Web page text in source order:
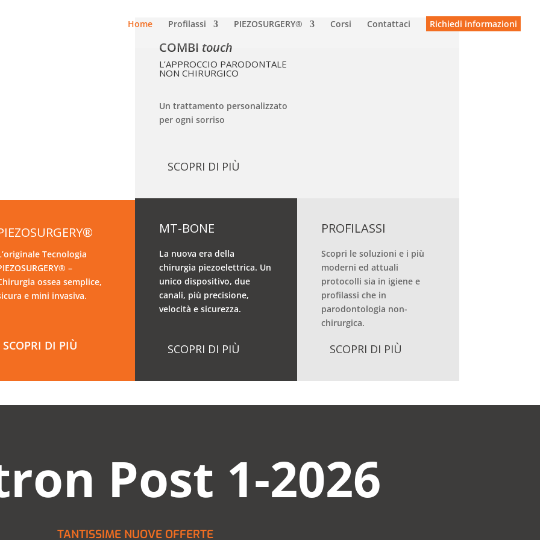
Home Profilassi PIEZOSURGERY® Corsi Contattaci Richiedi informazioni
Tecnologia
–
ossea semplice,
e mini invasiva.
SCOPRI DI PIÙ
COMBI touch
L’APPROCCIO PARODONTALE
NON CHIRURGICO
Un trattamento personalizzato
per ogni sorriso
SCOPRI DI PIÙ
MT-BONE
La nuova era della
chirurgia piezoelettrica. Un
unico dispositivo, due
canali, più precisione,
velocità e sicurezza.
SCOPRI DI PIÙ
PROFILASSI
Scopri le soluzioni e i più
moderni ed attuali
protocolli sia in igiene e
profilassi che in
parodontologia non-
chirurgica.
SCOPRI DI PIÙ
Post 1-2026
TANTISSIME NUOVE OFFERTE